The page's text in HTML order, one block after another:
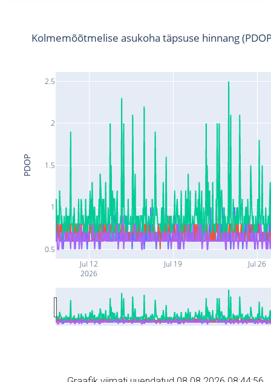
Jul 12
2026
Jul 19 Jul 26
0.5
1
1.5
2
2.5
Kolmemõõtmelise asukoha täpsuse hinnang
PDOP